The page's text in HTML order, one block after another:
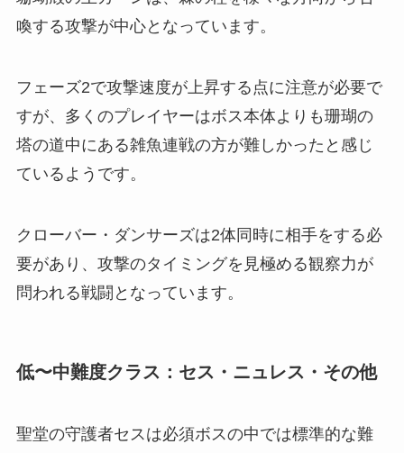
喚する攻撃が中心となっています。
フェーズ2で攻撃速度が上昇する点に注意が必要で
すが、多くのプレイヤーはボス本体よりも珊瑚の
塔の道中にある雑魚連戦の方が難しかったと感じ
ているようです。
クローバー・ダンサーズは2体同時に相手をする必
要があり、攻撃のタイミングを見極める観察力が
問われる戦闘となっています。
低〜中難度クラス：セス・ニュレス・その他
聖堂の守護者セスは必須ボスの中では標準的な難